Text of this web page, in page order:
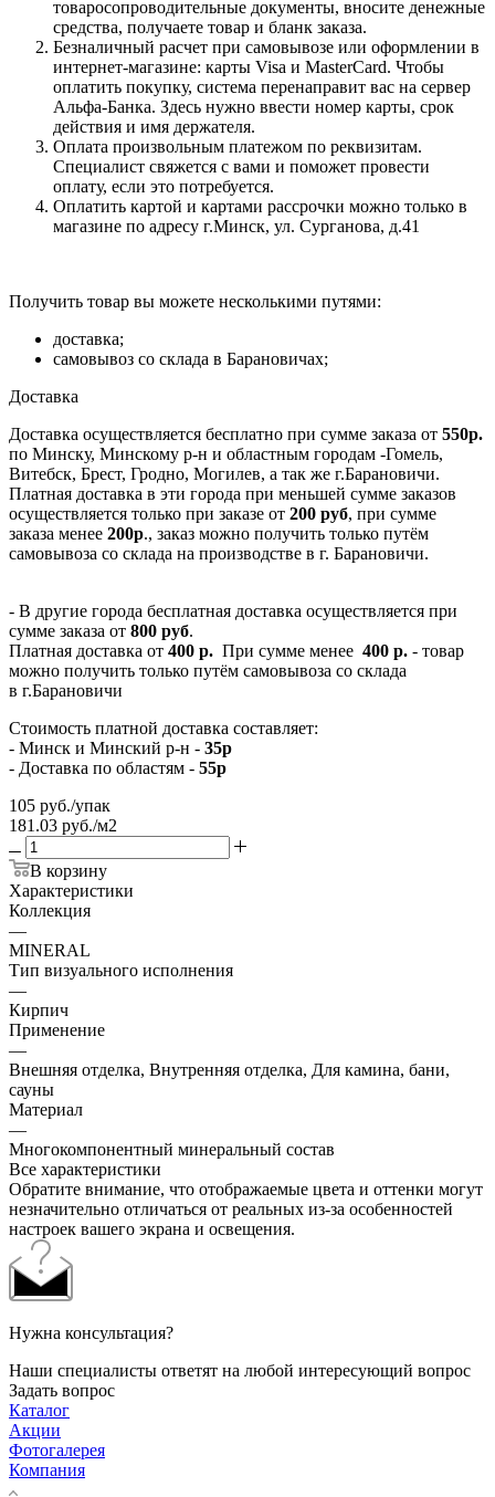
товаросопроводительные документы, вносите денежные
средства, получаете товар и бланк заказа.
Безналичный расчет при самовывозе или оформлении в
интернет-магазине: карты Visa и MasterCard. Чтобы
оплатить покупку, система перенаправит вас на сервер
Альфа-Банка. Здесь нужно ввести номер карты, срок
действия и имя держателя.
Оплата произвольным платежом по реквизитам.
Специалист свяжется с вами и поможет провести
оплату, если это потребуется.
Оплатить картой и картами рассрочки можно только в
магазине по адресу г.Минск, ул. Сурганова, д.41
Получить товар вы можете несколькими путями:
доставка;
самовывоз со склада в Барановичах;
Доставка
Доставка осуществляется бесплатно при сумме заказа от 550р.
по Минску, Минскому р-н и областным городам -Гомель,
Витебск, Брест, Гродно, Могилев, а так же г.Барановичи.
Платная доставка в эти города при меньшей сумме заказов
осуществляется только при заказе от 200 руб, при сумме
заказа менее 200р., заказ можно получить только путём
самовывоза со склада на производстве в г. Барановичи.
- В другие города бесплатная доставка осуществляется при
сумме заказа от 800 руб.
Платная доставка от 400 р. При сумме менее 400 р. - товар
можно получить только путём самовывоза со склада
в г.Барановичи
Стоимость платной доставка составляет:
- Минск и Минский р-н - 35р
- Доставка по областям - 55р
105 руб./упак
181.03 руб./м2
В корзину
Характеристики
Коллекция
—
MINERAL
Тип визуального исполнения
—
Кирпич
Применение
—
Внешняя отделка, Внутренняя отделка, Для камина, бани,
сауны
Материал
—
Многокомпонентный минеральный состав
Все характеристики
Обратите внимание, что отображаемые цвета и оттенки могут
незначительно отличаться от реальных из-за особенностей
настроек вашего экрана и освещения.
Нужна консультация?
Наши специалисты ответят на любой интересующий вопрос
Задать вопрос
Каталог
Акции
Фотогалерея
Компания